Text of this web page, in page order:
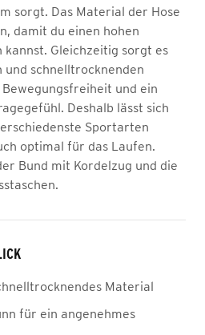
sorgt. Das Material der Hose
damit du einen hohen
Gleichzeitig sorgt es
und schnelltrocknenden
und ein
Deshalb lässt sich
Sportarten
optimal für das Laufen.
Bund mit Kordelzug und die
Material
für ein angenehmes